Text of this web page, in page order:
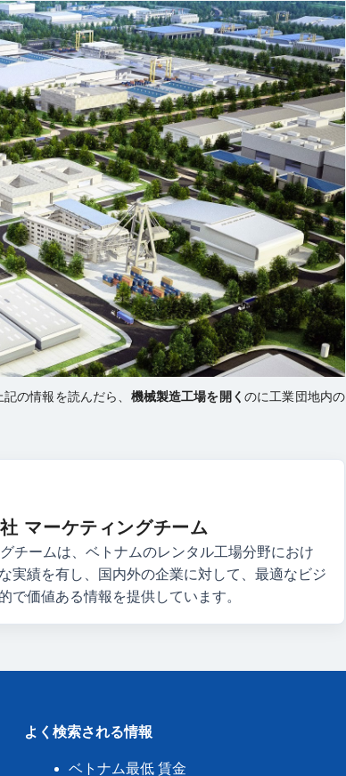
の情報を読んだら、 機械製造工場を開く のに工業団地内の
マーケティングチーム
チームは、ベトナムのレンタル工場分野におけ
実績を有し、国内外の企業に対して、最適なビジ
で価値ある情報を提供しています。
よく検索される情報
ベトナム最低 賃金